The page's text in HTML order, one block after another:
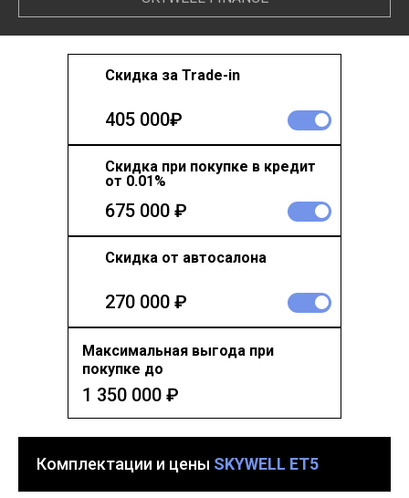
Скидка за Trade-in
405 000₽
Скидка при покупке в кредит
от 0.01%
675 000 ₽
Скидка от автосалона
270 000 ₽
Максимальная выгода при
покупке до
1 350 000 ₽
Комплектации и цены SKYWELL ET5